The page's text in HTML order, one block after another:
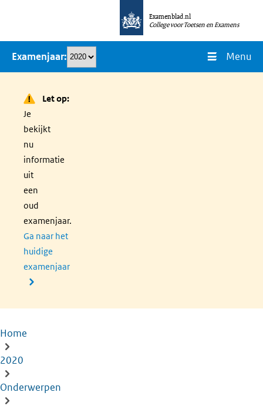
naar
inhoud
Examenblad.nl
College voor Toetsen en Examens
Examenjaar Menu
Let op:
Je
bekijkt
nu
informatie
uit
een
oud
examenjaar.
Ga naar het
huidige
examenjaar
Kruimelpad
Home
2020
Onderwerpen